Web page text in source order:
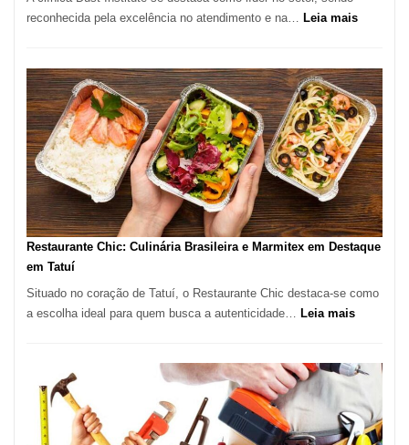
9,9%
reconhecida pela excelência no atendimento e na… Leia mais:
Feridas
em
São
Paulo
com
Restaurante Chic: Culinária Brasileira e Marmitex em Destaque
em Tatuí
Situado no coração de Tatuí, o Restaurante Chic destaca-se como
a escolha ideal para quem busca a autenticidade…
Leia mais:
Culinária
Brasileira
e
Marmitex